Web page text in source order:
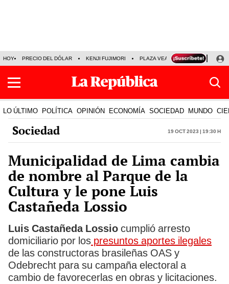
HOY PRECIO DEL DÓLAR KENJI FUJIMORI PLAZA VEA FERIADOS
LO ÚLTIMO POLÍTICA OPINIÓN ECONOMÍA SOCIEDAD MUNDO
Sociedad 19 Oct 2023 | 19:30 h
Municipalidad de Lima cambia
de nombre al Parque de la
Cultura y le pone Luis
Castañeda Lossio
Luis Castañeda Lossio cumplió arresto
domiciliario por los presuntos aportes ilegales
de las constructoras brasileñas OAS y
Odebrecht para su campaña electoral a
cambio de favorecerlas en obras y licitaciones.